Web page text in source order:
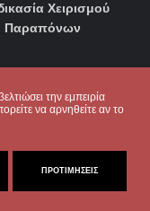
την εμπειρία
να αρνηθείτε αν το
ΠΡΟΤΙΜΉΣΕΙΣ
Χειρισμού
Παραπόνων